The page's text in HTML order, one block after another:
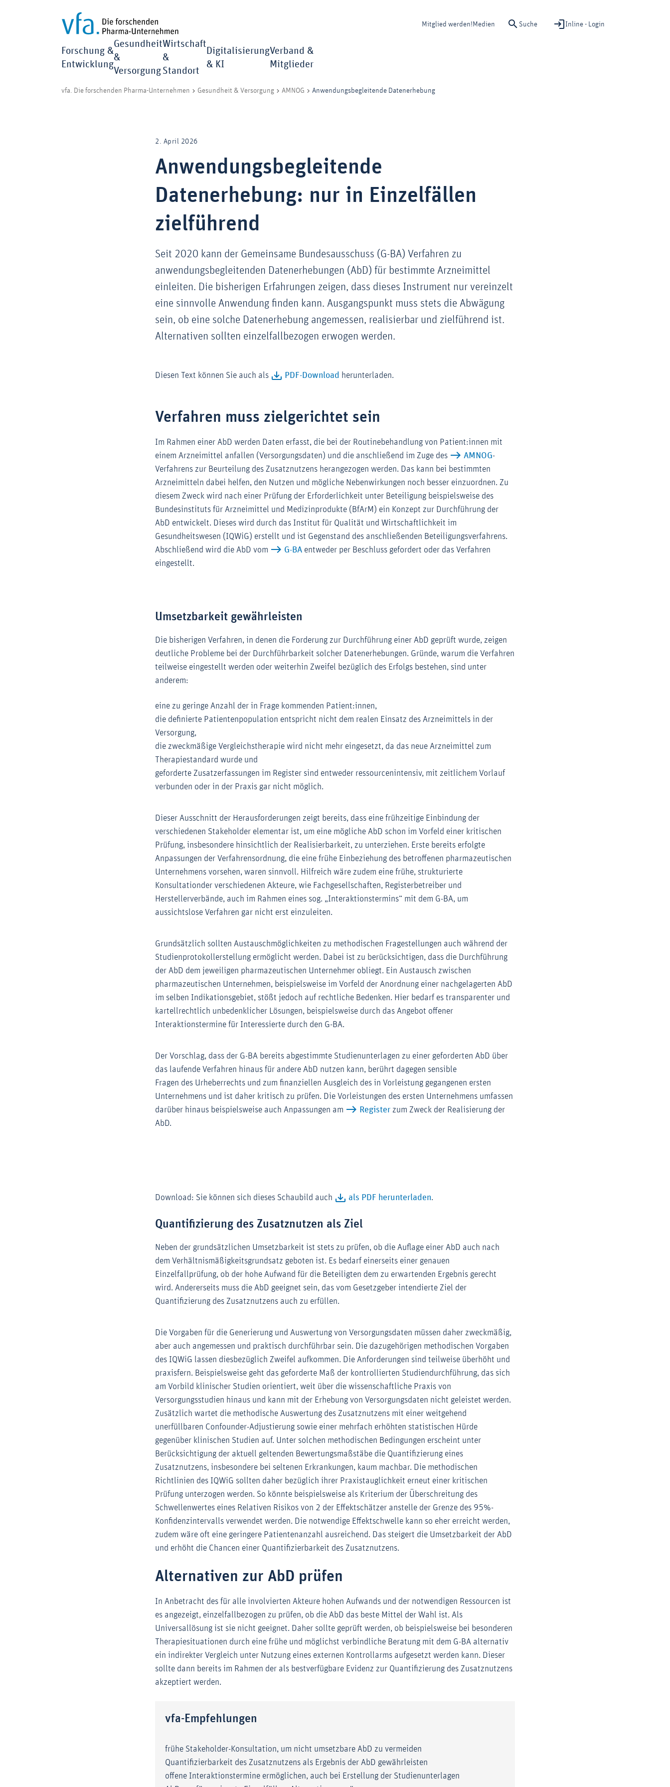
Mitglied werden! Medien Suche Inline - Login
Forschung &
Entwicklung
Gesundheit
&
Versorgung
Wirtschaft
&
Standort
Digitalisierung
& KI
Verband &
Mitglieder
vfa. Die forschenden Pharma-Unternehmen Gesundheit & Versorgung AMNOG Anwendungsbegleitende Datenerhebung
2. April 2026
Anwendungsbegleitende
Datenerhebung: nur in Einzelfällen
zielführend
Seit 2020 kann der Gemeinsame Bundesausschuss (G-BA) Verfahren zu
anwendungsbegleitenden Datenerhebungen (AbD) für bestimmte Arzneimittel
einleiten. Die bisherigen Erfahrungen zeigen, dass dieses Instrument nur vereinzelt
eine sinnvolle Anwendung finden kann. Ausgangspunkt muss stets die Abwägung
sein, ob eine solche Datenerhebung angemessen, realisierbar und zielführend ist.
Alternativen sollten einzelfallbezogen erwogen werden.
Diesen Text können Sie auch als PDF-Download herunterladen.
Verfahren muss zielgerichtet sein
Im Rahmen einer AbD werden Daten erfasst, die bei der Routinebehandlung von Patient:innen mit
einem Arzneimittel anfallen (Versorgungsdaten) und die anschließend im Zuge des
AMNOG-
Verfahrens zur Beurteilung des Zusatznutzens herangezogen werden. Das kann bei bestimmten
Arzneimitteln dabei helfen, den Nutzen und mögliche Nebenwirkungen noch besser einzuordnen. Zu
diesem Zweck wird nach einer Prüfung der Erforderlichkeit unter Beteiligung beispielsweise des
Bundesinstituts für Arzneimittel und Medizinprodukte (BfArM) ein Konzept zur Durchführung der
AbD entwickelt. Dieses wird durch das Institut für Qualität und Wirtschaftlichkeit im
Gesundheitswesen (IQWiG) erstellt und ist Gegenstand des anschließenden Beteiligungsverfahrens.
Abschließend wird die AbD vom
G-BA entweder per Beschluss gefordert oder das Verfahren
eingestellt.
Umsetzbarkeit gewährleisten
Die bisherigen Verfahren, in denen die Forderung zur Durchführung einer AbD geprüft wurde, zeigen
deutliche Probleme bei der Durchführbarkeit solcher Datenerhebungen. Gründe, warum die Verfahren
teilweise eingestellt werden oder weiterhin Zweifel bezüglich des Erfolgs bestehen, sind unter
anderem:
eine zu geringe Anzahl der in Frage kommenden Patient:innen,
die definierte Patientenpopulation entspricht nicht dem realen Einsatz des Arzneimittels in der
Versorgung,
die zweckmäßige Vergleichstherapie wird nicht mehr eingesetzt, da das neue Arzneimittel zum
Therapiestandard wurde und
geforderte Zusatzerfassungen im Register sind entweder ressourcenintensiv, mit zeitlichem Vorlauf
verbunden oder in der Praxis gar nicht möglich.
Dieser Ausschnitt der Herausforderungen zeigt bereits, dass eine frühzeitige Einbindung der
verschiedenen Stakeholder elementar ist, um eine mögliche AbD schon im Vorfeld einer kritischen
Prüfung, insbesondere hinsichtlich der Realisierbarkeit, zu unterziehen. Erste bereits erfolgte
Anpassungen der Verfahrensordnung, die eine frühe Einbeziehung des betroffenen pharmazeutischen
Unternehmens vorsehen, waren sinnvoll. Hilfreich wäre zudem eine frühe, strukturierte
Konsultationder verschiedenen Akteure, wie Fachgesellschaften, Registerbetreiber und
Herstellerverbände, auch im Rahmen eines sog. „Interaktionstermins“ mit dem G-BA, um
aussichtslose Verfahren gar nicht erst einzuleiten.
Grundsätzlich sollten Austauschmöglichkeiten zu methodischen Fragestellungen auch während der
Studienprotokollerstellung ermöglicht werden. Dabei ist zu berücksichtigen, dass die Durchführung
der AbD dem jeweiligen pharmazeutischen Unternehmer obliegt. Ein Austausch zwischen
pharmazeutischen Unternehmen, beispielsweise im Vorfeld der Anordnung einer nachgelagerten AbD
im selben Indikationsgebiet, stößt jedoch auf rechtliche Bedenken. Hier bedarf es transparenter und
kartellrechtlich unbedenklicher Lösungen, beispielsweise durch das Angebot offener
Interaktionstermine für Interessierte durch den G-BA.
Der Vorschlag, dass der G-BA bereits abgestimmte Studienunterlagen zu einer geforderten AbD über
das laufende Verfahren hinaus für andere AbD nutzen kann, berührt dagegen sensible
Fragen des Urheberrechts und zum finanziellen Ausgleich des in Vorleistung gegangenen ersten
Unternehmens und ist daher kritisch zu prüfen. Die Vorleistungen des ersten Unternehmens umfassen
darüber hinaus beispielsweise auch Anpassungen am
Register zum Zweck der Realisierung der
AbD.
Download: Sie können sich dieses Schaubild auch als PDF herunterladen.
Quantifizierung des Zusatznutzen als Ziel
Neben der grundsätzlichen Umsetzbarkeit ist stets zu prüfen, ob die Auflage einer AbD auch nach
dem Verhältnismäßigkeitsgrundsatz geboten ist. Es bedarf einerseits einer genauen
Einzelfallprüfung, ob der hohe Aufwand für die Beteiligten dem zu erwartenden Ergebnis gerecht
wird. Andererseits muss die AbD geeignet sein, das vom Gesetzgeber intendierte Ziel der
Quantifizierung des Zusatznutzens auch zu erfüllen.
Die Vorgaben für die Generierung und Auswertung von Versorgungsdaten müssen daher zweckmäßig,
aber auch angemessen und praktisch durchführbar sein. Die dazugehörigen methodischen Vorgaben
des IQWiG lassen diesbezüglich Zweifel aufkommen. Die Anforderungen sind teilweise überhöht und
praxisfern. Beispielsweise geht das geforderte Maß der kontrollierten Studiendurchführung, das sich
am Vorbild klinischer Studien orientiert, weit über die wissenschaftliche Praxis von
Versorgungsstudien hinaus und kann mit der Erhebung von Versorgungsdaten nicht geleistet werden.
Zusätzlich wartet die methodische Auswertung des Zusatznutzens mit einer weitgehend
unerfüllbaren Confounder-Adjustierung sowie einer mehrfach erhöhten statistischen Hürde
gegenüber klinischen Studien auf. Unter solchen methodischen Bedingungen erscheint unter
Berücksichtigung der aktuell geltenden Bewertungsmaßstäbe die Quantifizierung eines
Zusatznutzens, insbesondere bei seltenen Erkrankungen, kaum machbar. Die methodischen
Richtlinien des IQWiG sollten daher bezüglich ihrer Praxistauglichkeit erneut einer kritischen
Prüfung unterzogen werden. So könnte beispielsweise als Kriterium der Überschreitung des
Schwellenwertes eines Relativen Risikos von 2 der Effektschätzer anstelle der Grenze des 95%-
Konfidenzintervalls verwendet werden. Die notwendige Effektschwelle kann so eher erreicht werden,
zudem wäre oft eine geringere Patientenanzahl ausreichend. Das steigert die Umsetzbarkeit der AbD
und erhöht die Chancen einer Quantifizierbarkeit des Zusatznutzens.
Alternativen zur AbD prüfen
In Anbetracht des für alle involvierten Akteure hohen Aufwands und der notwendigen Ressourcen ist
es angezeigt, einzelfallbezogen zu prüfen, ob die AbD das beste Mittel der Wahl ist. Als
Universallösung ist sie nicht geeignet. Daher sollte geprüft werden, ob beispielsweise bei besonderen
Therapiesituationen durch eine frühe und möglichst verbindliche Beratung mit dem G-BA alternativ
ein indirekter Vergleich unter Nutzung eines externen Kontrollarms aufgesetzt werden kann. Dieser
sollte dann bereits im Rahmen der als bestverfügbare Evidenz zur Quantifizierung des Zusatznutzens
akzeptiert werden.
vfa-Empfehlungen
frühe Stakeholder-Konsultation, um nicht umsetzbare AbD zu vermeiden
Quantifizierbarkeit des Zusatznutzens als Ergebnis der AbD gewährleisten
offene Interaktionstermine ermöglichen, auch bei Erstellung der Studienunterlagen